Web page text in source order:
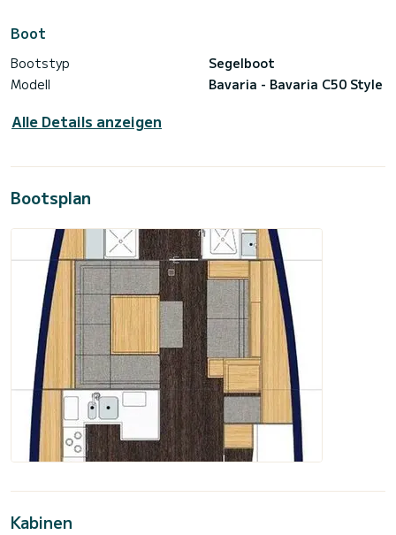
Boot
Bootstyp
Segelboot
Modell
Bavaria - Bavaria C50 Style
Alle Details anzeigen
Bootsplan
Kabinen